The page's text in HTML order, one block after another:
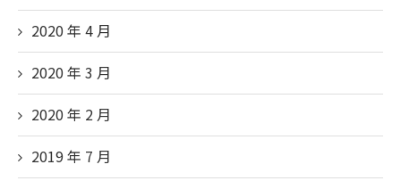
2020 年 4 月
2020 年 3 月
2020 年 2 月
2019 年 7 月